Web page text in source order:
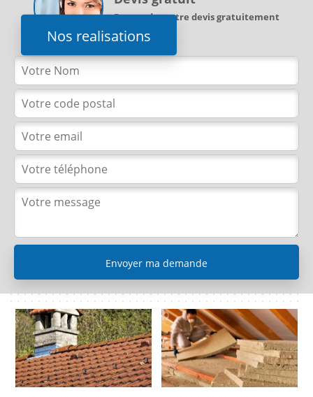
Nos realisations
Demandez votre devis gratuitement